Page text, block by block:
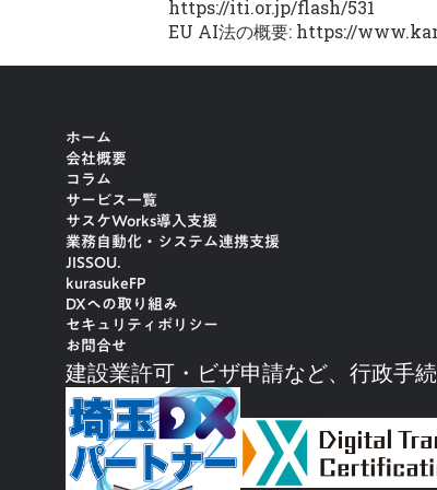
https://iti.or.jp/flash/531
EU AI法の概要: https://
ホーム
会社概要
コラム
サービス一覧
サスケWorks導入支援
業務自動化・システム連携支援
JISSOU.
kurasukeFP
DXへの取り組み
セキュリティポリシー
お問合せ
建設業許可・ビザ申請など、行政手